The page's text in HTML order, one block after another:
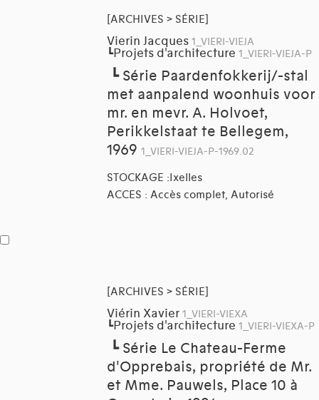
[ARCHIVES > SÉRIE]
Vierin Jacques 1_VIERI-VIEJA
┗Projets d'architecture 1_VIERI-VIEJA-P
┗ Série Paardenfokkerij/-stal
met aanpalend woonhuis voor
mr. en mevr. A. Holvoet,
Perikkelstaat te Bellegem,
1969 1_VIERI-VIEJA-P-1969.02
STOCKAGE :Ixelles
ACCES : Accès complet, Autorisé
[ARCHIVES > SÉRIE]
Viérin Xavier 1_VIERI-VIEXA
┗Projets d'architecture 1_VIERI-VIEXA-P
┗ Série Le Chateau-Ferme
d'Opprebais, propriété de Mr.
et Mme. Pauwels, Place 10 à